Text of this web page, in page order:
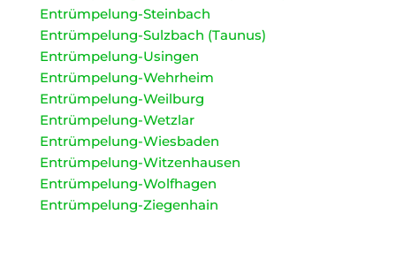
Entrümpelung-Steinbach
Entrümpelung-Sulzbach (Taunus)
Entrümpelung-Usingen
Entrümpelung-Wehrheim
Entrümpelung-Weilburg
Entrümpelung-Wetzlar
Entrümpelung-Wiesbaden
Entrümpelung-Witzenhausen
Entrümpelung-Wolfhagen
Entrümpelung-Ziegenhain